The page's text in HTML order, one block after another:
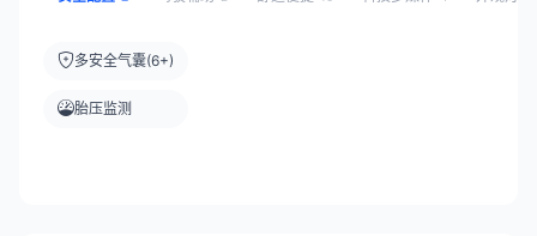
多安全气囊(6+)
胎压监测